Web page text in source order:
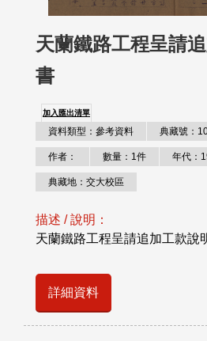
天蘭鐵路工程呈請
書
加入匯出清單
資料類型：參考資料 典藏號：
作者： 數量：1件 年代：
典藏地：交大校區
描述 / 說明：
天蘭鐵路工程呈請追加工款說
詳細資料